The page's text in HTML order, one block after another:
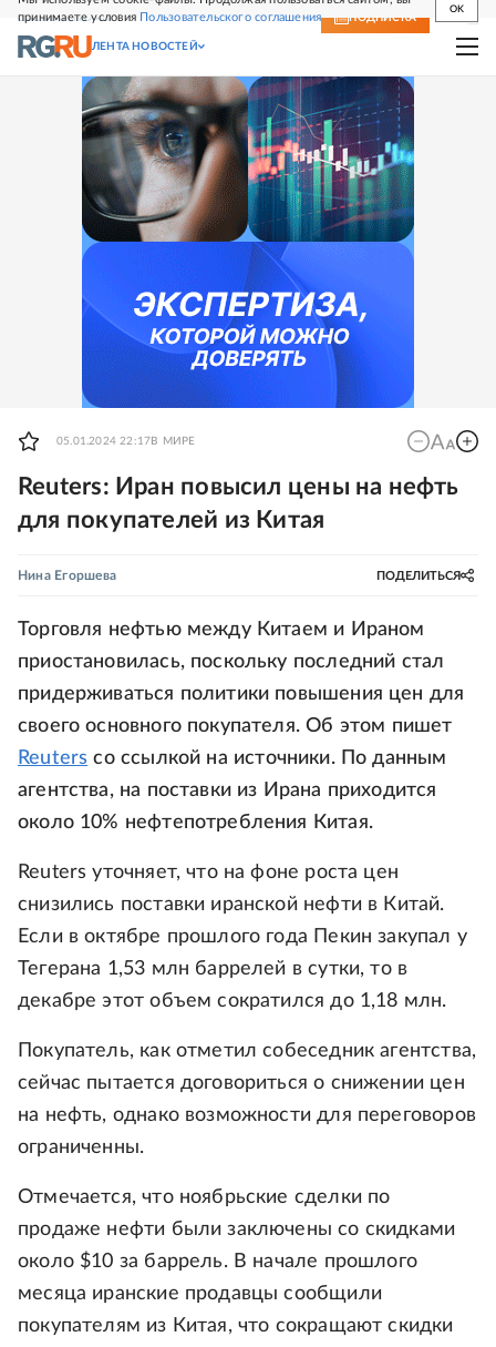
принимаете условия Пользовательского соглашения
OK
СВЕЖИЙ НОМЕР ПОДПИСКА
ЛЕНТА НОВОСТЕЙ
05.01.2024 22:17 В МИРЕ
Reuters: Иран повысил цены на нефть
для покупателей из Китая
Нина Егоршева ПОДЕЛИТЬСЯ
Торговля нефтью между Китаем и Ираном
приостановилась, поскольку последний стал
придерживаться политики повышения цен для
своего основного покупателя. Об этом пишет
Reuters со ссылкой на источники. По данным
агентства, на поставки из Ирана приходится
около 10% нефтепотребления Китая.
Reuters уточняет, что на фоне роста цен
снизились поставки иранской нефти в Китай.
Если в октябре прошлого года Пекин закупал у
Тегерана 1,53 млн баррелей в сутки, то в
декабре этот объем сократился до 1,18 млн.
Покупатель, как отметил собеседник агентства,
сейчас пытается договориться о снижении цен
на нефть, однако возможности для переговоров
ограниченны.
Отмечается, что ноябрьские сделки по
продаже нефти были заключены со скидками
около $10 за баррель. В начале прошлого
месяца иранские продавцы сообщили
покупателям из Китая, что сокращают скидки